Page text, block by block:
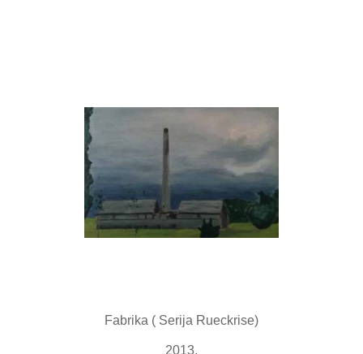
Fabrika ( Serija Rueckrise)
2013.